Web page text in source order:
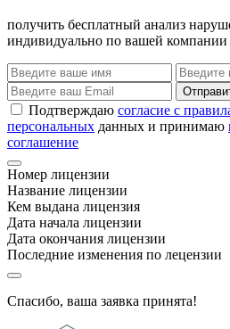
получить бесплатный анализ
индивидуально по вашей компании
Подтверждаю согласие с
персональных данных и принимаю
соглашение
Номер лицензии
Название лицензии
Кем выдана лицензия
Дата начала лицензии
Дата окончания лицензии
Последние изменения по лецензии
Спасибо, ваша заявка принята!